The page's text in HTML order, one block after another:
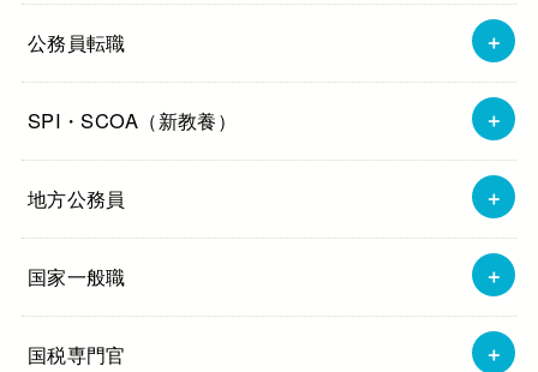
公務員転職
SPI・SCOA（新教養）
地方公務員
国家一般職
国税専門官